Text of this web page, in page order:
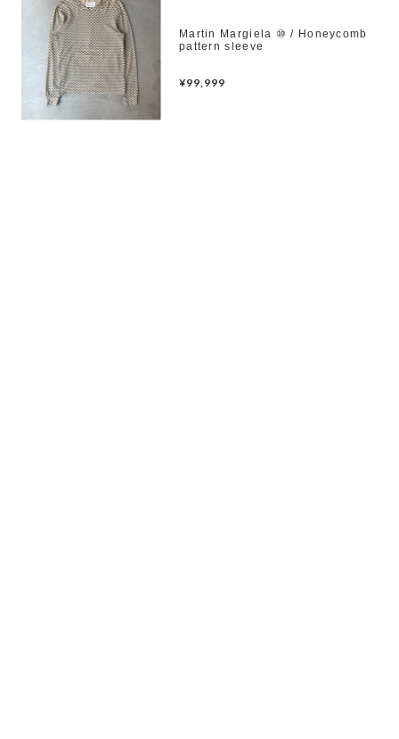
Martin Margiela ⑩ / Honeycomb
pattern sleeve
¥99,999